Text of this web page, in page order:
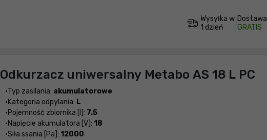
Wysyłka w
1 dzień
Dostawa
GRATIS
Odkurzacz uniwersalny Metabo AS 18 L PC
Typ zasilania: akumulatorowe
Kategoria odpylania: L
Pojemność zbiornika [l]: 7.5
Napięcie akumulatora [V]: 18
Siła ssania [Pa]: 12000